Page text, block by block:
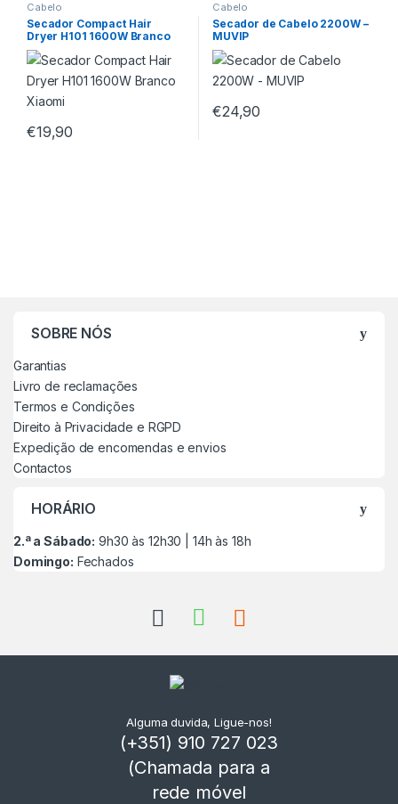
Cabelo
Secador Compact Hair
Dryer H101 1600W Branco
Xiaomi
€19,90
Cabelo
Secador de Cabelo 2200W –
MUVIP
€24,90
SOBRE NÓS
Garantias
Livro de reclamações
Termos e Condições
Direito à Privacidade e RGPD
Expedição de encomendas e envios
Contactos
HORÁRIO
2.ª a Sábado: 9h30 às 12h30 | 14h às 18h
Domingo: Fechados
Alguma duvida, Ligue-nos!
(+351) 910 727 023
(Chamada para a
rede móvel